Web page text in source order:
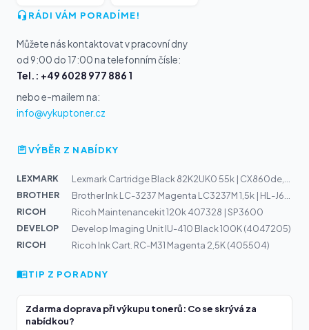
RÁDI VÁM PORADÍME!
Můžete nás kontaktovat v pracovní dny
od 9:00 do 17:00 na telefonním čísle:
Tel.: +49 6028 977 886 1
nebo e-mailem na:
info@vykuptoner.cz
VÝBĚR Z NABÍDKY
LEXMARK
Lexmark Cartridge Black 82K2UK0 55k | CX860de,CX860dte,...
BROTHER
Brother Ink LC-3237 Magenta LC3237M 1,5k | HL-J6000DW,...
RICOH
Ricoh Maintenancekit 120k 407328 | SP3600
DEVELOP
Develop Imaging Unit IU-410 Black 100K (4047205)
RICOH
Ricoh Ink Cart. RC-M31 Magenta 2,5K (405504)
TIP Z PORADNY
Zdarma doprava při výkupu tonerů: Co se skrývá za
nabídkou?